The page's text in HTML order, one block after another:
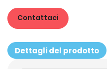
Contattaci
Dettagli del prodotto